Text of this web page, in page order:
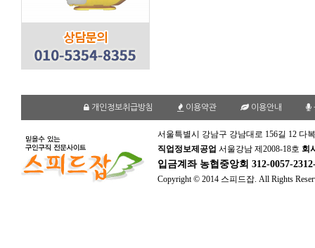
개인정보취급방침 이용약관 이용안내
서울특별시 강남구 강남대로 156길 12 다
직업정보제공업 서울강남 제2008-18호 회
입금계좌 농협중앙회 312-0057-
Copyright © 2014 스피드잡. All Rights